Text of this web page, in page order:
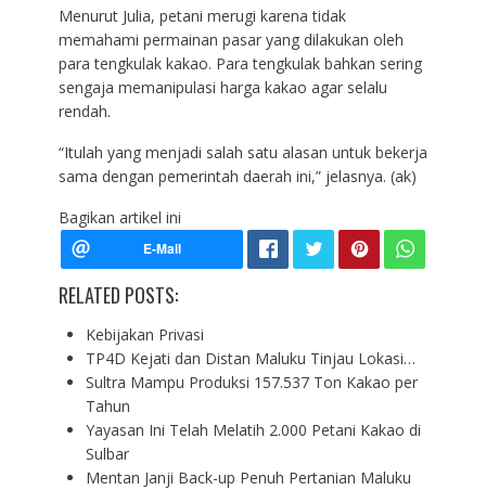
Menurut Julia, petani merugi karena tidak
memahami permainan pasar yang dilakukan oleh
para tengkulak kakao. Para tengkulak bahkan sering
sengaja memanipulasi harga kakao agar selalu
rendah.
“Itulah yang menjadi salah satu alasan untuk bekerja
sama dengan pemerintah daerah ini,” jelasnya. (ak)
Bagikan artikel ini
RELATED POSTS:
Kebijakan Privasi
TP4D Kejati dan Distan Maluku Tinjau Lokasi…
Sultra Mampu Produksi 157.537 Ton Kakao per
Tahun
Yayasan Ini Telah Melatih 2.000 Petani Kakao di
Sulbar
Mentan Janji Back-up Penuh Pertanian Maluku